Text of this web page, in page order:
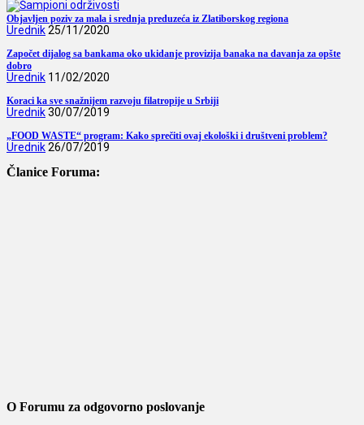
Objavljen poziv za mala i srednja preduzeća iz Zlatiborskog regiona
Urednik25/11/2020
Započet dijalog sa bankama oko ukidanje provizija banaka na davanja za opšte
dobro
Urednik 11/02/2020
Koraci ka sve snažnijem razvoju filatropije u Srbiji
Urednik30/07/2019
„FOOD WASTE“ program: Kako sprečiti ovaj ekološki i društveni problem?
Urednik26/07/2019
Članice Foruma:
O Forumu za odgovorno poslovanje